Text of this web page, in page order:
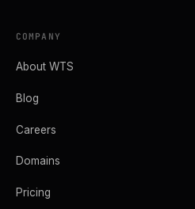
COMPANY
About WTS
Blog
Careers
Domains
Pricing